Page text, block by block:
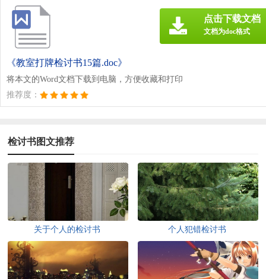
《教室打牌检讨书15篇.doc》
将本文的Word文档下载到电脑，方便收藏和打印
推荐度：
点击下载文档
文档为doc格式
检讨书图文推荐
关于个人的检讨书 个人犯错检讨书